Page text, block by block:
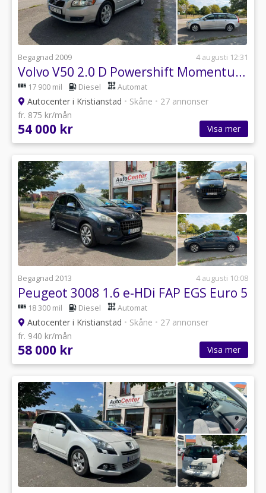
Begagnad 2009 4 augusti 12:31
Volvo V50 2.0 D Powershift Momentum Euro 4
17 900 mil Diesel Automat
Autocenter i Kristianstad • Skåne • 27 annonser
fr. 875 kr/mån
54 000 kr Visa mer
Begagnad 2013 4 augusti 10:08
Peugeot 3008 1.6 e-HDi FAP EGS Euro 5
18 300 mil Diesel Automat
Autocenter i Kristianstad • Skåne • 27 annonser
fr. 940 kr/mån
58 000 kr Visa mer